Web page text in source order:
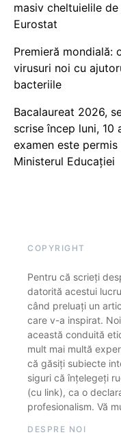
masiv cheltuielile
Eurostat
Premieră mondială:
virusuri noi cu
bacteriile
Bacalaureat 2026,
scrise încep luni, 10
examen este
Ministerul Educației
COPYRIGHT
Pentru că scrieți
datorită acestui
când preluați un
care v-a inspirat.
această conduită
mult mai multă
că găsiți subiecte
siguri că înțelegeți
(cu link), ca o
profesionalism. Vă
DESPRE NOI